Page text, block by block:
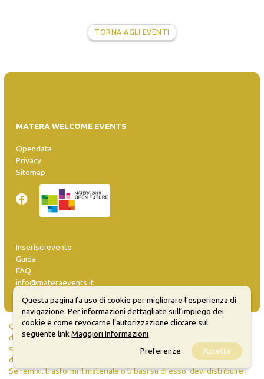
TORNA AGLI EVENTI
MATERA WELCOME EVENTS
Opendata
Privacy
Sitemap
Inserisci evento
Guida
FAQ
info@materaevents.it
Quanto realizzato è sottoposto a licenza CC-BY-SA che permette di
distribuire, modificare, creare opere derivate dall'originale, anche a
scopi commerciali, a condizione che venga riconosciuta la paternità
dell'opera all'autore.
Se remixi, trasformi il materiale o ti basi su di esso, devi distribuire i
Questa pagina fa uso di cookie per migliorare l’esperienza di
navigazione. Per informazioni dettagliate sull’impiego dei
cookie e come revocarne l’autorizzazione cliccare sul
seguente linkMaggiori Informazioni
Preferenze
Accetta